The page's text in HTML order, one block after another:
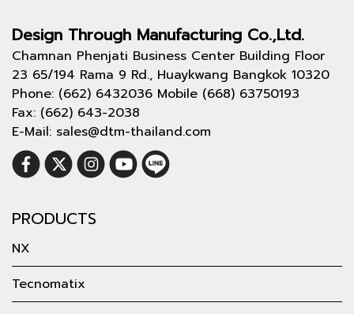
Design Through Manufacturing Co.,Ltd.
Chamnan Phenjati Business Center Building Floor
23 65/194 Rama 9 Rd., Huaykwang Bangkok 10320
Phone: (662) 6432036 Mobile (668) 63750193
Fax: (662) 643-2038
E-Mail: sales@dtm-thailand.com
PRODUCTS
NX
Tecnomatix